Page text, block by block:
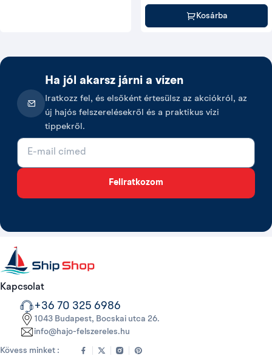
Kosárba
Ha jól akarsz járni a vízen
Iratkozz fel, és elsőként értesülsz az akciókról, az
új hajós felszerelésekről és a praktikus vízi
tippekről.
E-mail cím
Feliratkozom
Kapcsolat
+36 70 325 6986
1043 Budapest, Bocskai utca 26.
info@hajo-felszereles.hu
Kövess minket :